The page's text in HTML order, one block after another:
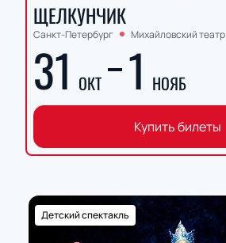
ЩЕЛКУНЧИК
Санкт-Петербург Михайловский театр
31 ОКТ 1 НОЯБ
Купить билеты
Детский спектакль